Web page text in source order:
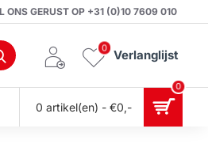
ONS GERUST OP +31 (0)10 7609 010
Verlanglijst
0
0 artikel(en) - €0,-
0